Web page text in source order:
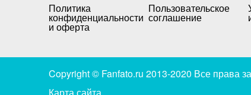
Политика
конфиденциальности
и оферта
Пользовательское
соглашение
Copyright © Fanfato.ru 2013-2020 Все права
Карта сайта